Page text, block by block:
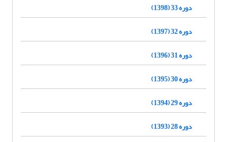
دوره 33 (1398)
دوره 32 (1397)
دوره 31 (1396)
دوره 30 (1395)
دوره 29 (1394)
دوره 28 (1393)